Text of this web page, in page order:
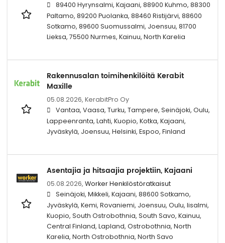
89400 Hyrynsalmi, Kajaani, 88900 Kuhmo, 88300
Paltamo, 89200 Puolanka, 88460 Ristijärvi, 88600
Sotkamo, 89600 Suomussalmi, Joensuu, 81700
Lieksa, 75500 Nurmes, Kainuu, North Karelia
Rakennusalan toimihenkilöitä Kerabit
Maxille
05.08.2026, KerabitPro Oy
Vantaa, Vaasa, Turku, Tampere, Seinäjoki, Oulu,
Lappeenranta, Lahti, Kuopio, Kotka, Kajaani,
Jyväskylä, Joensuu, Helsinki, Espoo, Finland
Asentajia ja hitsaajia projektiin, Kajaani
05.08.2026, Worker Henkilöstöratkaisut
Seinäjoki, Mikkeli, Kajaani, 88600 Sotkamo,
Jyväskylä, Kemi, Rovaniemi, Joensuu, Oulu, Iisalmi,
Kuopio, South Ostrobothnia, South Savo, Kainuu,
Central Finland, Lapland, Ostrobothnia, North
Karelia, North Ostrobothnia, North Savo